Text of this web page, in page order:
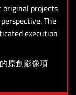
original projects
The
execution
原創影像項